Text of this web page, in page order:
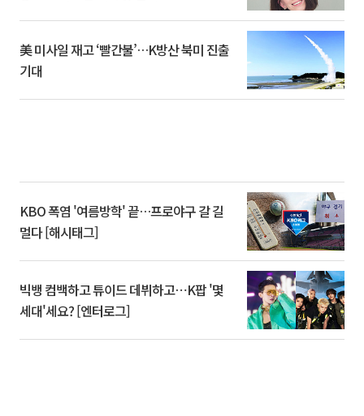
美 미사일 재고 ‘빨간불’…K방산 북미 진출
기대
KBO 폭염 '여름방학' 끝…프로야구 갈 길
멀다 [해시태그]
빅뱅 컴백하고 튜이드 데뷔하고⋯K팝 '몇
세대'세요? [엔터로그]